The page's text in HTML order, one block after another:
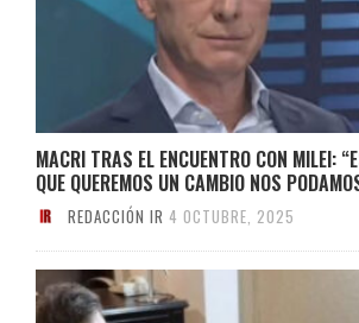
MACRI TRAS EL ENCUENTRO CON MILEI:
QUE QUEREMOS UN CAMBIO NOS
REDACCIÓN IR 4 OCTUBRE, 2025